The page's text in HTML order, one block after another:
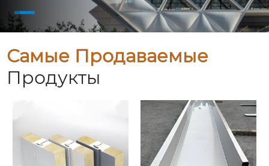
Самые Продаваемые
Продукты